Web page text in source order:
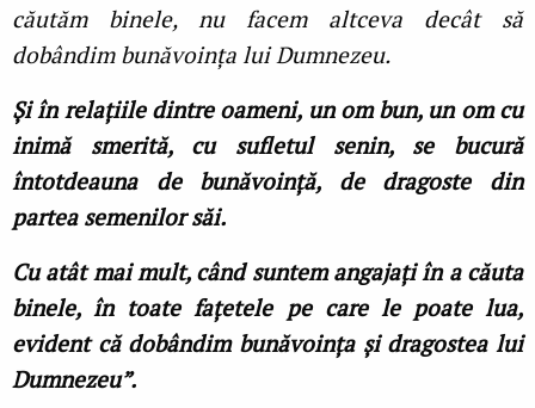
căutăm binele, nu facem altceva decât să
dobândim bunăvoinţa lui Dumnezeu.
Şi în relaţiile dintre oameni, un om bun, un om cu
inimă smerită, cu sufletul senin, se bucură
întotdeauna de bunăvoinţă, de dragoste din
partea semenilor săi.
Cu atât mai mult, când suntem angajaţi în a căuta
binele, în toate faţetele pe care le poate lua,
evident că dobândim bunăvoinţa şi dragostea lui
Dumnezeu”.